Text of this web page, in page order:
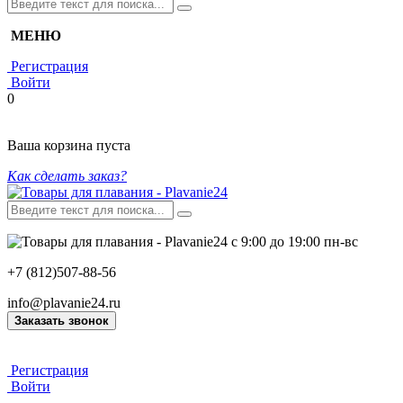
МЕНЮ
Регистрация
Войти
0
Ваша корзина пуста
Как сделать заказ?
с 9:00 до 19:00 пн-вс
+7 (812)507-88-56
info@plavanie24.ru
Заказать звонок
Регистрация
Войти